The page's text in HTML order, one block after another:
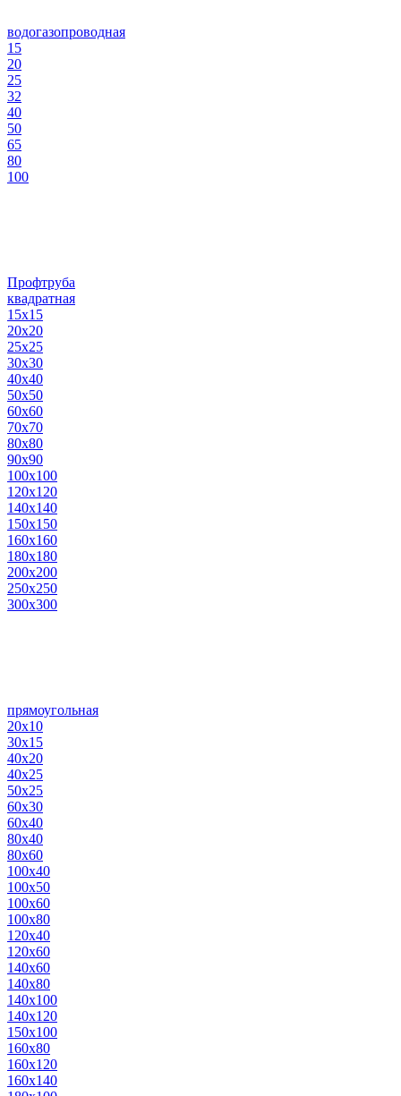
водогазопроводная
15
20
25
32
40
50
65
80
100
Профтруба
квадратная
15х15
20х20
25х25
30х30
40х40
50х50
60х60
70х70
80х80
90х90
100х100
120х120
140х140
150х150
160х160
180х180
200х200
250х250
300х300
прямоугольная
20х10
30х15
40х20
40х25
50х25
60х30
60х40
80х40
80х60
100х40
100х50
100х60
100х80
120х40
120х60
140х60
140х80
140х100
140х120
150х100
160х80
160х120
160х140